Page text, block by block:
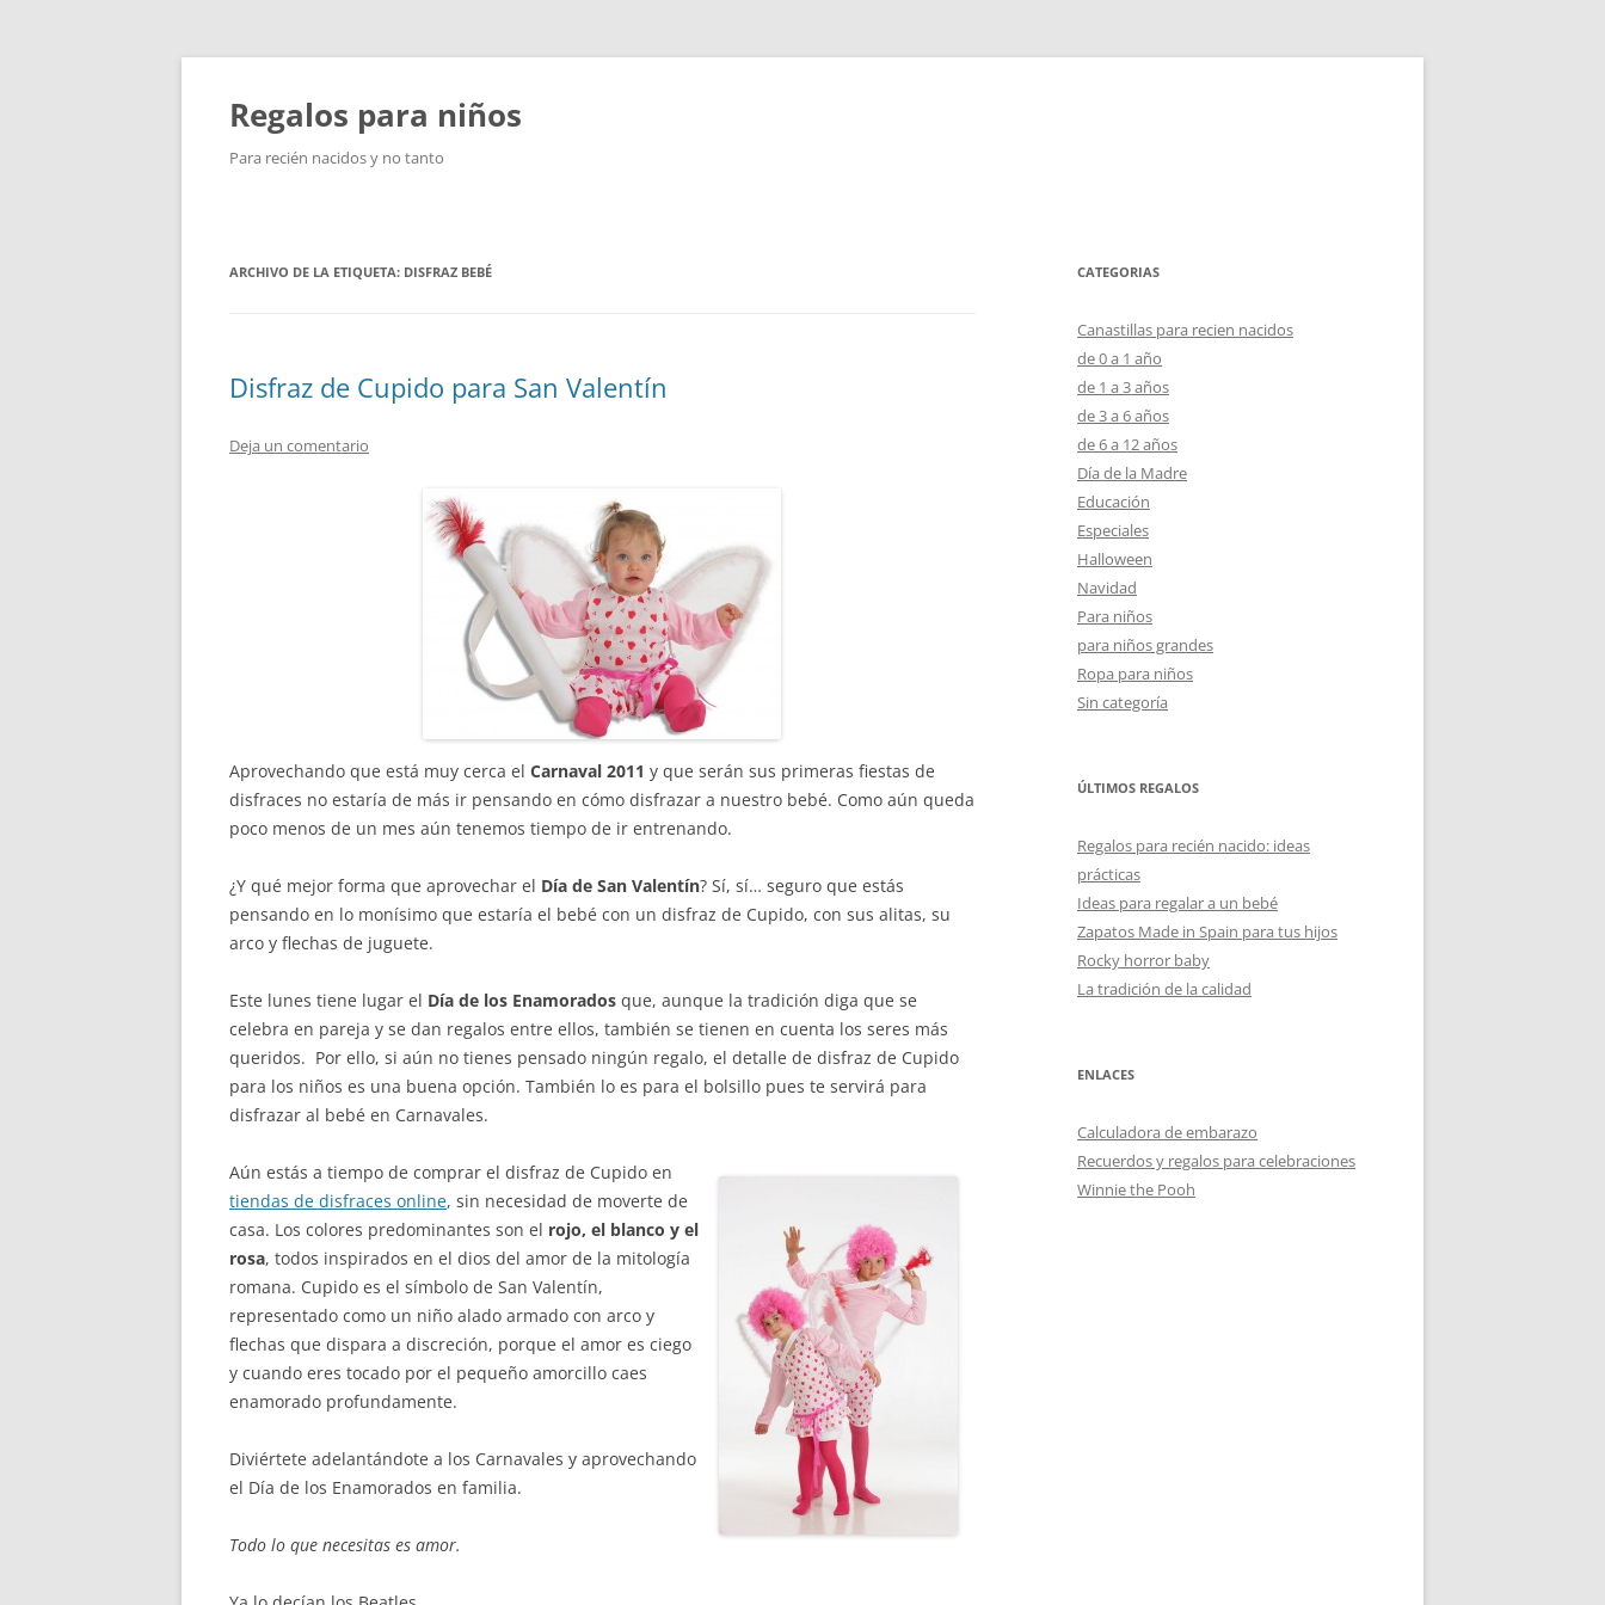
Saltar
contenido
Regalos para niños
Para recién nacidos y no tanto
ARCHIVO DE LA ETIQUETA: DISFRAZ BEBÉ
Disfraz de Cupido para San Valentín
Deja un comentario
Aprovechando que está muy cerca el Carnaval 2011 y que serán sus primeras fiestas de
disfraces no estaría de más ir pensando en cómo disfrazar a nuestro bebé. Como aún queda
poco menos de un mes aún tenemos tiempo de ir entrenando.
¿Y qué mejor forma que aprovechar el Día de San Valentín? Sí, sí… seguro que estás
pensando en lo monísimo que estaría el bebé con un disfraz de Cupido, con sus alitas, su
arco y flechas de juguete.
Este lunes tiene lugar el Día de los Enamorados que, aunque la tradición diga que se
celebra en pareja y se dan regalos entre ellos, también se tienen en cuenta los seres más
queridos. Por ello, si aún no tienes pensado ningún regalo, el detalle de disfraz de Cupido
para los niños es una buena opción. También lo es para el bolsillo pues te servirá para
disfrazar al bebé en Carnavales.
Aún estás a tiempo de comprar el disfraz de Cupido en
tiendas de disfraces online, sin necesidad de moverte de
casa. Los colores predominantes son el rojo, el blanco y el
rosa, todos inspirados en el dios del amor de la mitología
romana. Cupido es el símbolo de San Valentín,
representado como un niño alado armado con arco y
flechas que dispara a discreción, porque el amor es ciego
y cuando eres tocado por el pequeño amorcillo caes
enamorado profundamente.
Diviértete adelantándote a los Carnavales y aprovechando
el Día de los Enamorados en familia.
Todo lo que necesitas es amor.
CATEGORIAS
Canastillas para recien nacidos
de 0 a 1 año
de 1 a 3 años
de 3 a 6 años
de 6 a 12 años
Día de la Madre
Educación
Especiales
Halloween
Navidad
Para niños
para niños grandes
Ropa para niños
Sin categoría
ÚLTIMOS REGALOS
Regalos para recién nacido: ideas
prácticas
Ideas para regalar a un bebé
Zapatos Made in Spain para tus hijos
Rocky horror baby
La tradición de la calidad
ENLACES
Calculadora de embarazo
Recuerdos y regalos para celebraciones
Winnie the Pooh